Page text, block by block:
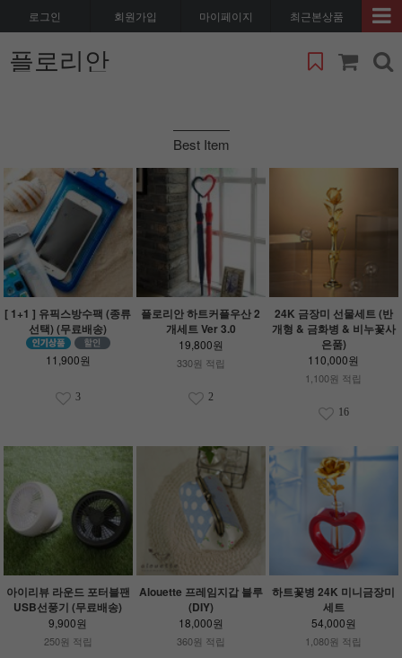
로그인 회원가입 마이페이지 최근본상품
플로리안
Best Item
[ 1+1 ] 유픽스방수팩 (종류
선택) (무료배송)
11,900원
3
플로리안 하트커플우산 2
개세트 Ver 3.0
19,800원
330원 적립
2
24K 금장미 선물세트 (반
개형 & 금화병 & 비누꽃사
은품)
110,000원
1,100원 적립
16
아이리뷰 라운드 포터블팬
USB선풍기 (무료배송)
9,900원
250원 적립
Alouette 프레임지갑 블루
(DIY)
18,000원
360원 적립
하트꽃병 24K 미니금장미
세트
54,000원
1,080원 적립